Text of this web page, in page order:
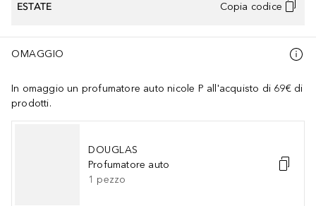
ESTATE Copia codice
OMAGGIO
In omaggio un profumatore auto nicole P all'acquisto di 69€ di
prodotti.
DOUGLAS
Profumatore auto
1 pezzo